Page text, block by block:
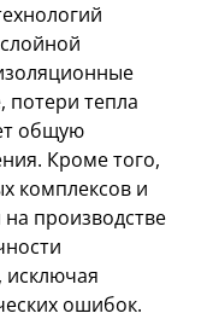
потери тепла
общую
Кроме того,
комплексов и
производстве
ошибок.